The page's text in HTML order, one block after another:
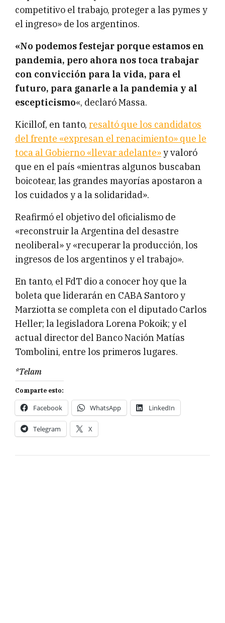
competitivo el trabajo, proteger a las pymes y
el ingreso» de los argentinos.
«No podemos festejar porque estamos en
pandemia, pero ahora nos toca trabajar
con convicción para la vida, para el
futuro, para ganarle a la pandemia y al
escepticismo«, declaró Massa.
Kicillof, en tanto, resaltó que los candidatos
del frente «expresan el renacimiento» que le
toca al Gobierno «llevar adelante»y valoró
que en el país «mientras algunos buscaban
boicotear, las grandes mayorías apostaron a
los cuidados y a la solidaridad».
Reafirmó el objetivo del oficialismo de
«reconstruir la Argentina del desastre
neoliberal» y «recuperar la producción, los
ingresos de los argentinos y el trabajo».
En tanto, el FdT dio a conocer hoy que la
boleta que liderarán en CABA Santoro y
Marziotta se completa con el diputado Carlos
Heller; la legisladora Lorena Pokoik; y el
actual director del Banco Nación Matías
Tombolini, entre los primeros lugares.
*Telam
Comparte esto:
Facebook WhatsApp LinkedIn
Telegram X